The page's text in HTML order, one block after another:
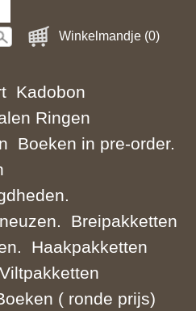
Winkelmandje (0)
Kadobon
Ringen
Boeken in pre-order.
Breipakketten
Haakpakketten
Viltpakketten
( ronde prijs)